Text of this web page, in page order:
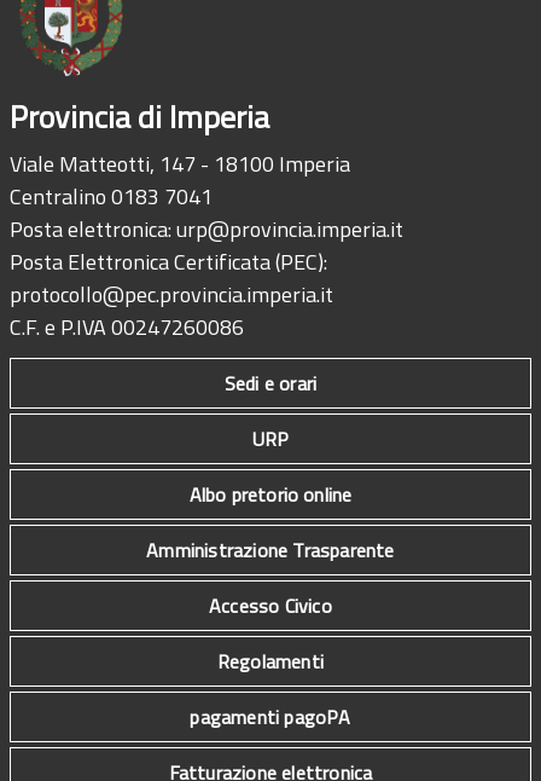
Provincia di Imperia
Viale Matteotti, 147 - 18100 Imperia
Centralino 0183 7041
Posta elettronica:urp@provincia.imperia.it
Posta Elettronica Certificata (PEC):
protocollo@pec.provincia.imperia.it
C.F. e P.IVA 00247260086
Sedi e orari
URP
Albo pretorio online
Amministrazione Trasparente
Accesso Civico
Regolamenti
pagamenti pagoPA
Fatturazione elettronica